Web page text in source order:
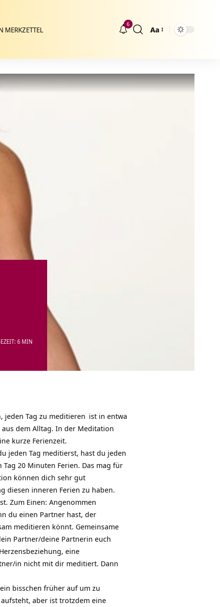
MERKZETTEL
6
Größenänderung
Aa
6 MIN
jeden Tag zu meditieren ist in entwa
dem Alltag. In der Meditation
kurze Ferienzeit.
jeden Tag meditierst, hast du jeden
20 Minuten Ferien. Das mag für
können dich sehr gut
diesen inneren Ferien zu haben.
Zum Einen: Angenommen
du einen Partner hast, der
meditieren könnt. Gemeinsame
Partner/deine Partnerin euch
eine
in nicht mit dir meditiert. Dann
bisschen früher auf um zu
aber ist trotzdem eine